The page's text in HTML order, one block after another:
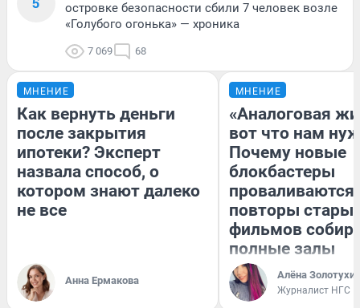
островке безопасности сбили 7 человек возле
«Голубого огонька» — хроника
7 069 68
МНЕНИЕ
Как вернуть деньги
после закрытия
ипотеки? Эксперт
назвала способ, о
котором знают далеко
не все
Анна Ермакова
МНЕНИЕ
«Аналоговая
вот что нам
Почему новые
блокбастеры
повторы
фильмов
полные залы
Алёна
Журналист НГС